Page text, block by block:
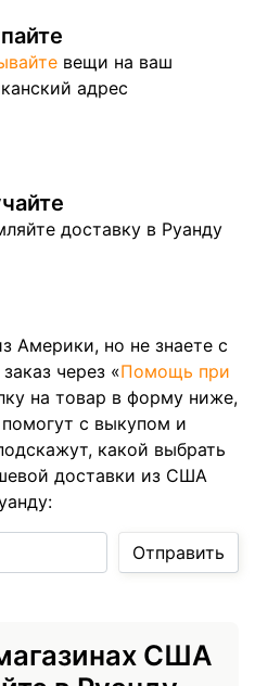
вещи на ваш
адрес
доставку в Руанду
Америки, но не знаете с
через «Помощь при
на товар в форму ниже,
с выкупом и
какой выбрать
доставки из США
Отправить
США